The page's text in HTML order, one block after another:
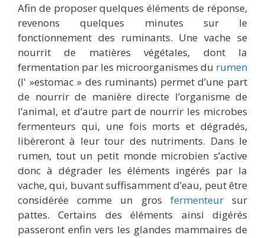
Afin de proposer quelques éléments de réponse,
revenons quelques minutes sur le
fonctionnement des ruminants. Une vache se
nourrit de matières végétales, dont la
fermentation par les microorganismes du rumen
(l' »estomac » des ruminants) permet d’une part
de nourrir de manière directe l’organisme de
l’animal, et d’autre part de nourrir les microbes
fermenteurs qui, une fois morts et dégradés,
libèreront à leur tour des nutriments. Dans le
rumen, tout un petit monde microbien s’active
donc à dégrader les éléments ingérés par la
vache, qui, buvant suffisamment d’eau, peut être
considérée comme un gros fermenteursur
pattes. Certains des éléments ainsi digérés
passeront enfin vers les glandes mammaires de